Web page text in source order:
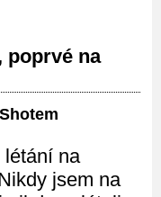
poprvé na
létání na
jsem na